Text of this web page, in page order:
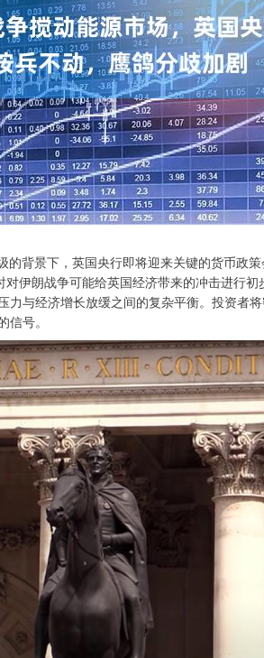
景下，英国央行即将迎来关键的货币政策
伊朗战争可能给英国经济带来的冲击进行
力与经济增长放缓之间的复杂平衡。投资者
号。
1.42% 沪深300